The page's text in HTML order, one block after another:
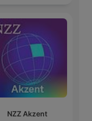
NZZ Akzent